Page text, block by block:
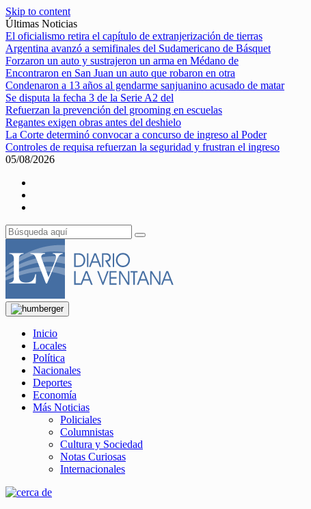
Skip to content
Últimas Noticias
El oficialismo retira el capítulo de extranjerización de tierras
Argentina avanzó a semifinales del Sudamericano de Básquet
Forzaron un auto y sustrajeron un arma en Médano de
Encontraron en San Juan un auto que robaron en otra
Condenaron a 13 años al gendarme sanjuanino acusado de matar
Se disputa la fecha 3 de la Serie A2 del
Refuerzan la prevención del grooming en escuelas
Regantes exigen obras antes del deshielo
La Corte determinó convocar a concurso de ingreso al Poder
Controles de requisa refuerzan la seguridad y frustran el ingreso
05/08/2026
Inicio
Locales
Política
Nacionales
Deportes
Economía
Más Noticias
Policiales
Columnistas
Cultura y Sociedad
Notas Curiosas
Internacionales